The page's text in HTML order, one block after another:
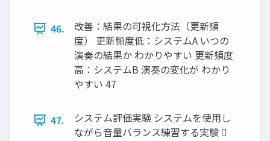
46.
改善：結果の可視化方法（更新頻
度） 更新頻度低：システムA いつの
演奏の結果か わかりやすい 更新頻度
高：システムB 演奏の変化が わかり
やすい 47
47.
システム評価実験 システムを使用し
ながら音量バランス練習する実験 